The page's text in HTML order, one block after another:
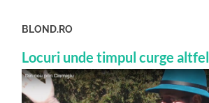
BLOND.RO
Locuri unde timpul curge altfel